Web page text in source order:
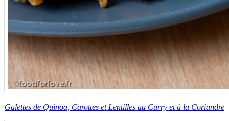
Galettes de Quinoa, Carottes et Lentilles au Curry et à la Coriandre